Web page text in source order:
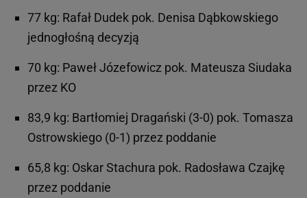
77 kg: Rafał Dudek pok. Denisa Dąbkowskiego
jednogłośną decyzją
70 kg: Paweł Józefowicz pok. Mateusza Siudaka
przez KO
83,9 kg: Bartłomiej Dragański (3-0) pok. Tomasza
Ostrowskiego (0-1) przez poddanie
65,8 kg: Oskar Stachura pok. Radosława Czajkę
przez poddanie